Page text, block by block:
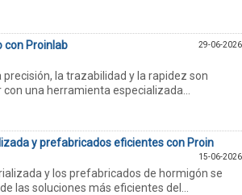
con Proinlab 29-06-2026
precisión, la trazabilidad y la rapidez son
una herramienta especializada...
y prefabricados eficientes con Proin
15-06-2026
y los prefabricados de hormigón se
las soluciones más eficientes del...